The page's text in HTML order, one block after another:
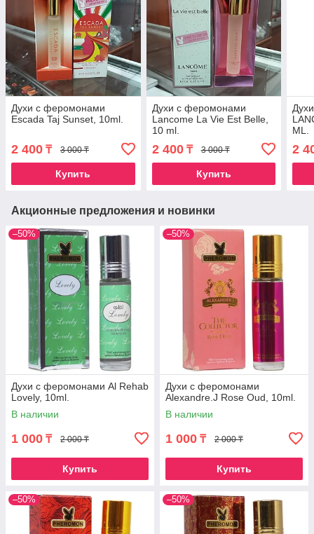
Духи с феромонами
Escada Taj Sunset, 10ml.
2 400 ₸ 3 000 ₸
Купить
Духи с феромонами
Lancome La Vie Est Belle,
10 ml.
2 400₸ 3 000 ₸
Купить
ML.
2
Акционные предложения и новинки
–50%
Духи с феромонами Al Rehab
Lovely, 10ml.
В наличии
1 000 ₸ 2 000 ₸
Купить
–50%
Духи с феромонами
Alexandre.J Rose Oud, 10ml.
В наличии
1 000 ₸ 2 000 ₸
Купить
–50% –50%